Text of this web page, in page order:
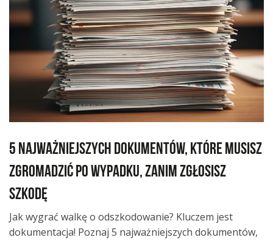
5 najważniejszych dokumentów, które musisz
zgromadzić po wypadku, zanim zgłosisz
szkodę
Jak wygrać walkę o odszkodowanie? Kluczem jest
dokumentacja! Poznaj 5 najważniejszych dokumentów,